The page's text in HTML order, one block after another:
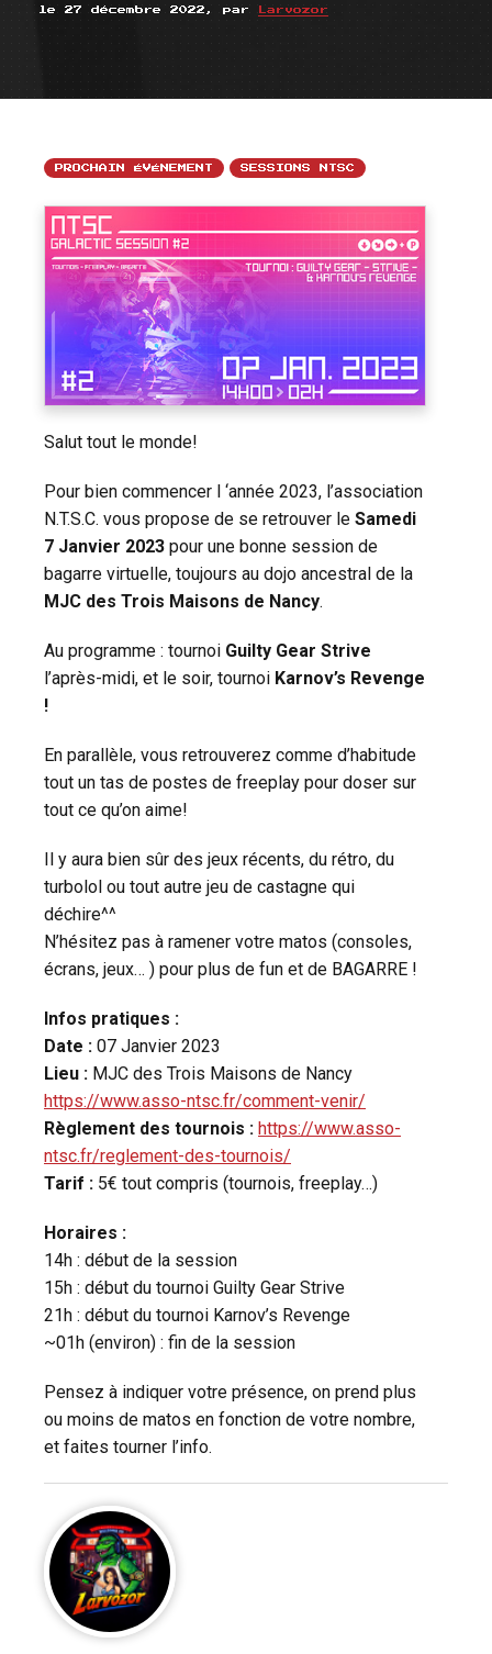
le 27 décembre 2022, par Larvozor
PROCHAIN ÉVÉNEMENT SESSIONS NTSC
Salut tout le monde!
Pour bien commencer l ‘année 2023, l’association
N.T.S.C. vous propose de se retrouver le Samedi
7 Janvier 2023 pour une bonne session de
bagarre virtuelle, toujours au dojo ancestral de la
MJC des Trois Maisons de Nancy.
Au programme : tournoi Guilty Gear Strive
l’après-midi, et le soir, tournoi Karnov’s Revenge
!
En parallèle, vous retrouverez comme d’habitude
tout un tas de postes de freeplay pour doser sur
tout ce qu’on aime!
Il y aura bien sûr des jeux récents, du rétro, du
turbolol ou tout autre jeu de castagne qui
déchire^^
N’hésitez pas à ramener votre matos (consoles,
écrans, jeux… ) pour plus de fun et de BAGARRE !
Infos pratiques :
Date : 07 Janvier 2023
Lieu : MJC des Trois Maisons de Nancy
https://www.asso-ntsc.fr/comment-venir/
Règlement des tournois : https://www.asso-
ntsc.fr/reglement-des-tournois/
Tarif : 5€ tout compris (tournois, freeplay…)
Horaires :
14h : début de la session
15h : début du tournoi Guilty Gear Strive
21h : début du tournoi Karnov’s Revenge
~01h (environ) : fin de la session
Pensez à indiquer votre présence, on prend plus
ou moins de matos en fonction de votre nombre,
et faites tourner l’info.